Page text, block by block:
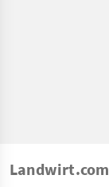
Landwirt.com